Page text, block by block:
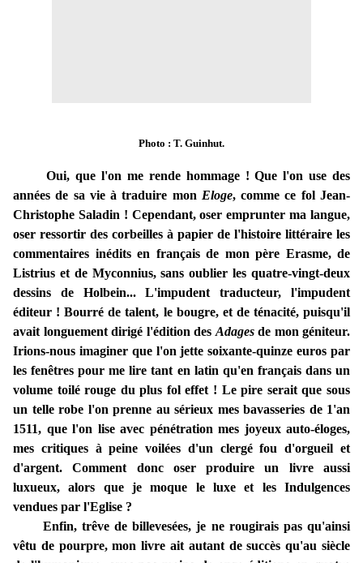
Photo : T. Guinhut.
Oui, que l'on me rende hommage ! Que l'on use des
années de sa vie à traduire mon Eloge, comme ce fol Jean-
Christophe Saladin ! Cependant, oser emprunter ma langue,
oser ressortir des corbeilles à papier de l'histoire littéraire les
commentaires inédits en français de mon père Erasme, de
Listrius et de Myconnius, sans oublier les quatre-vingt-deux
dessins de Holbein... L'impudent traducteur, l'impudent
éditeur ! Bourré de talent, le bougre, et de ténacité, puisqu'il
avait longuement dirigé l'édition des Adages de mon géniteur.
Irions-nous imaginer que l'on jette soixante-quinze euros par
les fenêtres pour me lire tant en latin qu'en français dans un
volume toilé rouge du plus fol effet ! Le pire serait que sous
un telle robe l'on prenne au sérieux mes bavasseries de 1'an
1511, que l'on lise avec pénétration mes joyeux auto-éloges,
mes critiques à peine voilées d'un clergé fou d'orgueil et
d'argent.Comment donc oser produire un livre aussi
luxueux, alors que je moque le luxe et les Indulgences
vendues par l'Eglise ?
Enfin, trêve de billevesées, je ne rougirais pas qu'ainsi
vêtu de pourpre, mon livre ait autant de succès qu'au siècle